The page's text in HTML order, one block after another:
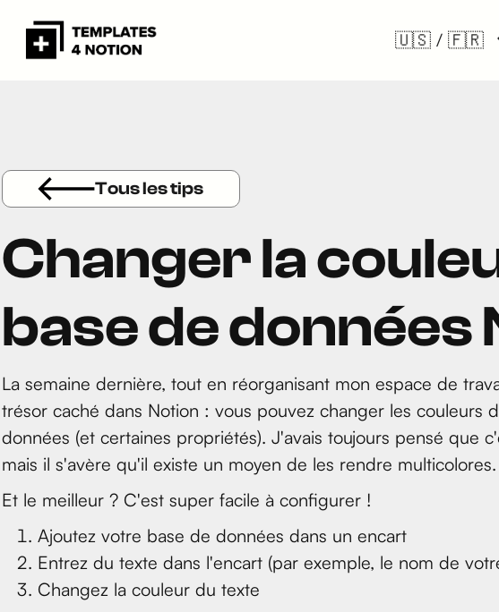
🇺🇸 / 🇫🇷
Tous les tips
Changer la
base de données
La semaine dernière, tout en réorganisant mon espace de
trésor caché dans Notion : vous pouvez changer les couleurs
données (et certaines propriétés). J'avais toujours pensé que
mais il s'avère qu'il existe un moyen de les rendre multicolores.
Et le meilleur ? C'est super facile à configurer !
Ajoutez votre base de données dans un encart
Entrez du texte dans l'encart (par exemple, le nom de
Changez la couleur du texte